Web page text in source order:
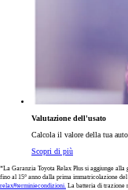
Valutazione dell'usato
Calcola il valore della tua
Scopri di più
*La Garanzia Toyota Relax Plus si aggiunge
fino al 15° anno dalla prima immatricolazione
relax#terminiecondizioni. La batteria di trazione